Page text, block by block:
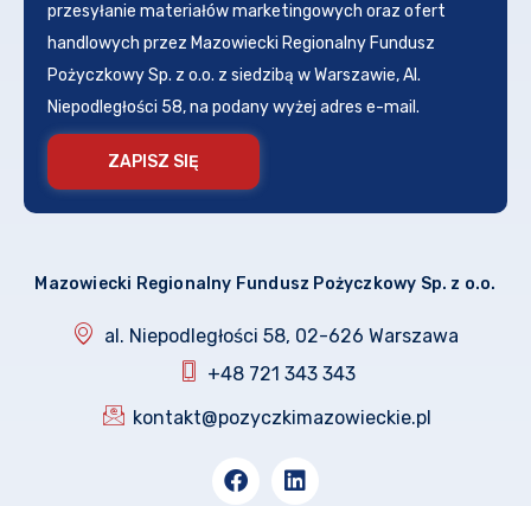
przesyłanie materiałów marketingowych oraz ofert
handlowych przez Mazowiecki Regionalny Fundusz
Pożyczkowy Sp. z o.o. z siedzibą w Warszawie, Al.
Niepodległości 58, na podany wyżej adres e-mail.
ZAPISZ SIĘ
Mazowiecki Regionalny Fundusz Pożyczkowy Sp. z o.o.
al. Niepodległości 58, 02-626 Warszawa
+48 721 343 343
kontakt@pozyczkimazowieckie.pl